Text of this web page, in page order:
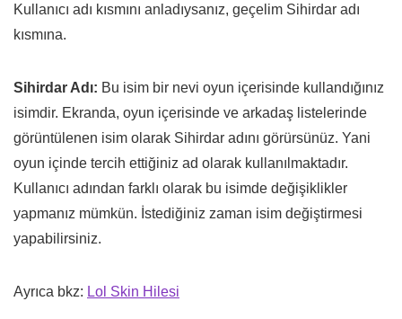
Kullanıcı adı kısmını anladıysanız, geçelim Sihirdar adı
kısmına.
Sihirdar Adı: Bu isim bir nevi oyun içerisinde kullandığınız
isimdir. Ekranda, oyun içerisinde ve arkadaş listelerinde
görüntülenen isim olarak Sihirdar adını görürsünüz. Yani
oyun içinde tercih ettiğiniz ad olarak kullanılmaktadır.
Kullanıcı adından farklı olarak bu isimde değişiklikler
yapmanız mümkün. İstediğiniz zaman isim değiştirmesi
yapabilirsiniz.
Ayrıca bkz: Lol Skin Hilesi